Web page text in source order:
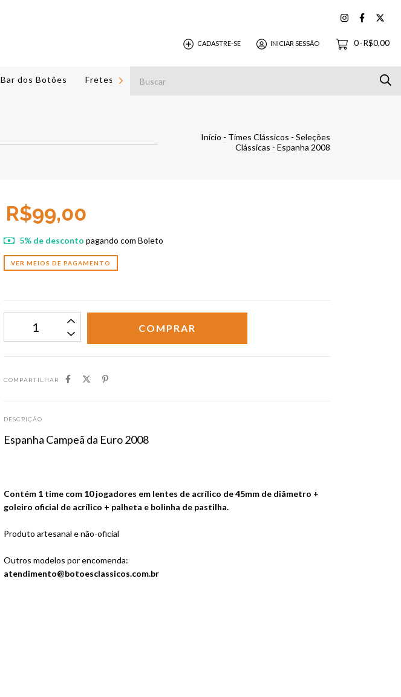
CADASTRE-SE INICIAR SESSÃO 0-R$0,00
Bar dos Botões Fretes e Pagamentos
Início - Times Clássicos - Seleções
Clássicas - Espanha 2008
R$99,00
5% de desconto pagando com Boleto
VER MEIOS DE PAGAMENTO
COMPARTILHAR
DESCRIÇÃO
Espanha Campeã da Euro 2008
Contém 1 time com 10 jogadores em lentes de acrílico de 45mm de diâmetro +
goleiro oficial de acrílico + palheta e bolinha de pastilha.
Produto artesanal e não-oficial
Outros modelos por encomenda:
atendimento@botoesclassicos.com.br